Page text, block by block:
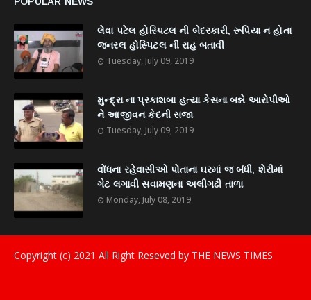
લેવા પટેલ હોસ્પિટલ ની બેદરકારી, રૂપિયા ન હોતા
જનરલ હોસ્પિટલ ની રાહ બતાવી
Tuesday, July 09, 2019
મુન્દ્રા ના પ્રકાશબા હત્યા કેસના બન્ને આરોપીઓ
ને આજીવન કેદની સજા
Tuesday, July 09, 2019
વોંધના રહેવાસીઓ પોતાના ઘરમાં જ બંધી, શેરીમાં
ગેટ લગાવી સવામણના અલીગઢી તાળા
Monday, July 08, 2019
Copyright (c) 2021 All Right Reseved by THE NEWS TIMES